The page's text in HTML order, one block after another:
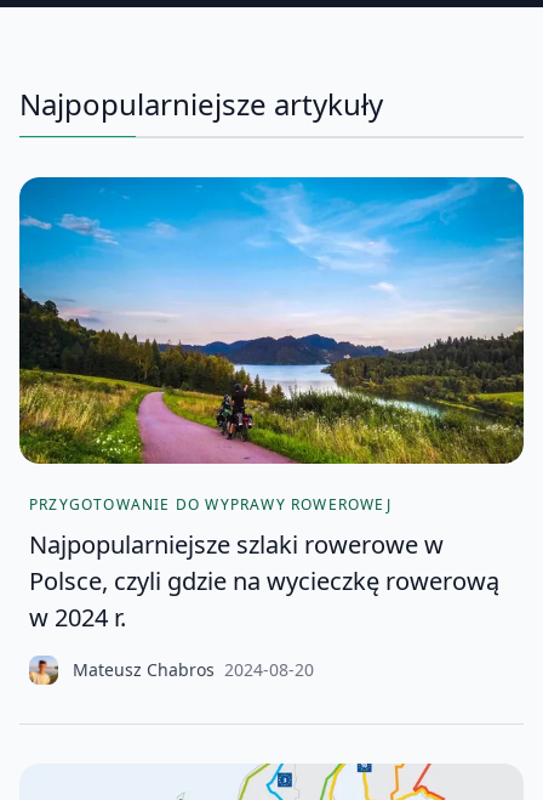
Najpopularniejsze artykuły
PRZYGOTOWANIE DO WYPRAWY ROWEROWEJ
Najpopularniejsze szlaki rowerowe w
Polsce, czyli gdzie na wycieczkę rowerową
w 2024 r.
Mateusz Chabros 2024-08-20